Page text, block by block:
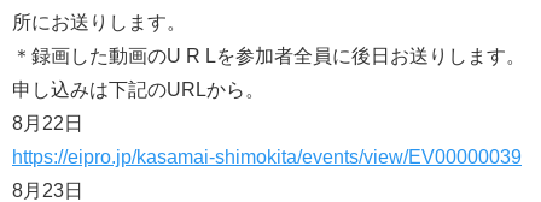
所にお送りします。
＊録画した動画のU R Lを参加者全員に後日お送りします。
申し込みは下記のURLから。
8月22日
https://eipro.jp/kasamai-shimokita/events/view/EV00000039
8月23日